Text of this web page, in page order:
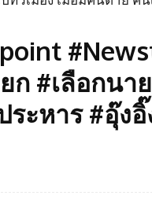
ก #เลือกนา
ระหาร #อุ๊ง